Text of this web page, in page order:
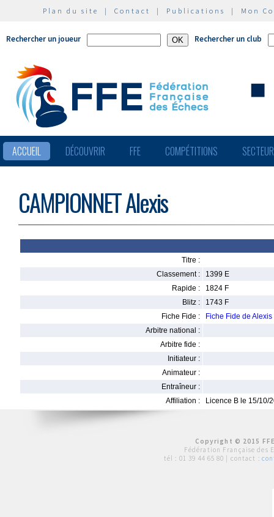
Plan du site | Contact | Publications | Mon
Rechercher un joueur Rechercher un club
ACCUEIL DÉCOUVRIR FFE COMPÉTITIONS
CAMPIONNET Alexis
Titre :
Classement :
1399 E
Rapide :
1824 F
Blitz :
1743 F
Fiche Fide :
Fiche Fide de
Arbitre national :
Arbitre fide :
Initiateur :
Animateur :
Entraîneur :
Affiliation :
Licence B le 15/10/
Copyright © 2015
Fédération Française des
tél : 01 39 44 65 80 | contact :